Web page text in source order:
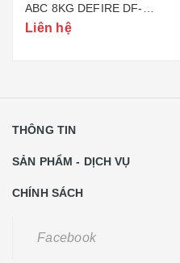
ABC 8KG DEFIRE DF-
ABC8 (BỘ CÔNG AN)
Liên hệ
THÔNG TIN
SẢN PHẨM - DỊCH VỤ
CHÍNH SÁCH
Facebook